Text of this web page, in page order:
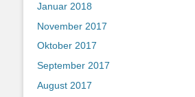
Januar 2018
November 2017
Oktober 2017
September 2017
August 2017